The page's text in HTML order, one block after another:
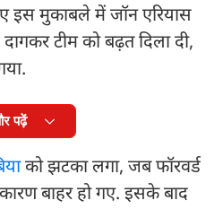
इस मुकाबले में जॉन एरियास
टीम को बढ़त दिला दी,
पढ़ें
को झटका लगा, जब फॉरवर्ड
कारण बाहर हो गए. इसके बाद